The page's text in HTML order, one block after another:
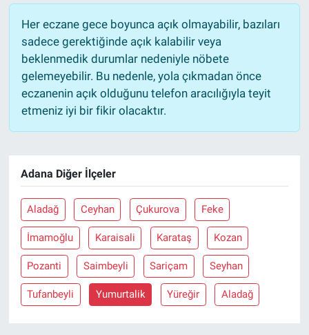
Her eczane gece boyunca açık olmayabilir, bazıları
sadece gerektiğinde açık kalabilir veya
beklenmedik durumlar nedeniyle nöbete
gelemeyebilir. Bu nedenle, yola çıkmadan önce
eczanenin açık olduğunu telefon aracılığıyla teyit
etmeniz iyi bir fikir olacaktır.
Adana Diğer İlçeler
Aladağ Ceyhan Çukurova Feke
İmamoğlu Karaisali Karataş Kozan
Pozanti Saimbeyli Sariçam Seyhan
Tufanbeyli Yumurtalik Yüreğir Aladağ
Dünya
Teknoloji
Magazin
Siyaset
Spor
Nöbetçi Eczaneler